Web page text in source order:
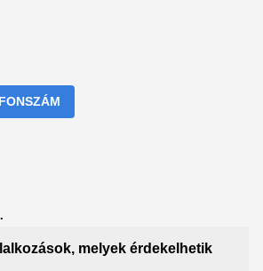
melyek érdekelhetik